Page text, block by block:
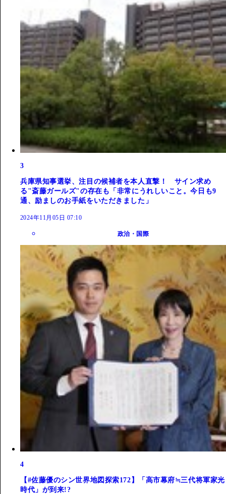
3
兵庫県知事選挙、注目の候補者を本人直撃！ サイン求め
る"斎藤ガールズ"の存在も「非常にうれしいこと。今日も9
通、励ましのお手紙をいただきました」
2024年11月05日 07:10
政治・国際
4
【#佐藤優のシン世界地図探索172】「高市幕府≒三代将軍家光
時代」が到来!?